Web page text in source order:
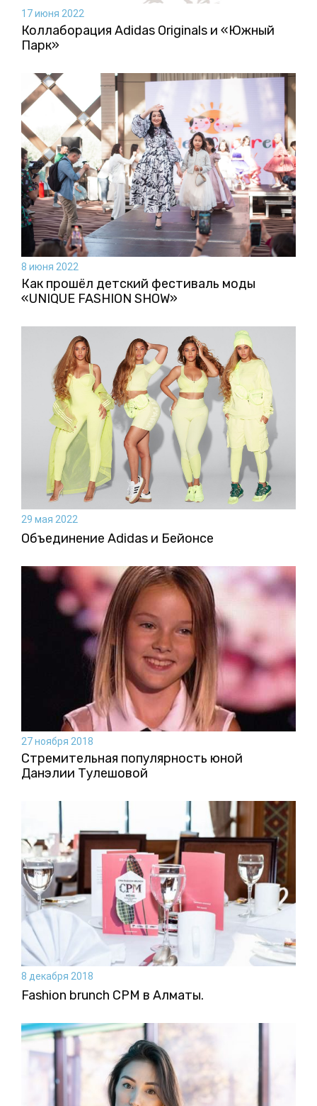
17 июня 2022
Коллаборация Аdidas Originals и «Южный
Парк»
8 июня 2022
Как прошёл детский фестиваль моды
«UNIQUE FASHION SHOW»
29 мая 2022
Объединение Adidas и Бейонсе
27 ноября 2018
Стремительная популярность юной
Данэлии Тулешовой
8 декабря 2018
Fashion brunch CPM в Алматы.